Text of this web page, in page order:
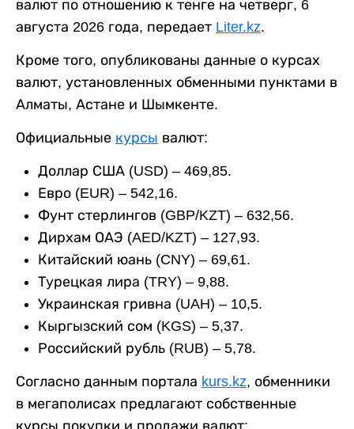
валют по отношению к тенге на четверг, 6
августа 2026 года, передает Liter.kz.
Кроме того, опубликованы данные о курсах
валют, установленных обменными пунктами в
Алматы, Астане и Шымкенте.
Официальные курсы валют:
Доллар США (USD) – 469,85.
Евро (EUR) – 542,16.
Фунт стерлингов (GBP/KZT) – 632,56.
Дирхам ОАЭ (AED/KZT) – 127,93.
Китайский юань (CNY) – 69,61.
Турецкая лира (TRY) – 9,88.
Украинская гривна (UAH) – 10,5.
Кыргызский сом (KGS) – 5,37.
Российский рубль (RUB) – 5,78.
Согласно данным портала kurs.kz, обменники
в мегаполисах предлагают собственные